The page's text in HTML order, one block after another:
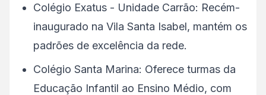
Colégio Exatus - Unidade Carrão: Recém-
inaugurado na Vila Santa Isabel, mantém os
padrões de excelência da rede.
Colégio Santa Marina: Oferece turmas da
Educação Infantil ao Ensino Médio, com